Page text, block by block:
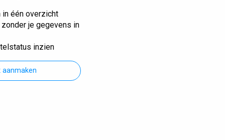
één overzicht
je gegevens in
inzien